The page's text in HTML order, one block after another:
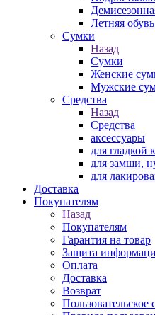
Летняя обувь
Сумки
Назад
Сумки
Женские
Мужские
Средства
Назад
Средства
аксессуары
для гладкой
для замши,
для
Доставка
Покупателям
Назад
Покупателям
Гарантия на товар
Защита
Оплата
Доставка
Возврат
Пользовательское